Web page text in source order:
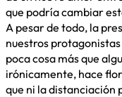
que podría cambiar
A pesar de todo, la
nuestros
poca cosa más que
irónicamente, hace
que ni la distanciación